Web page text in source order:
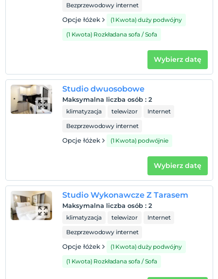
Bezprzewodowy internet
Opcje łóżek
(1 Kwota) duży podwójny
(1 Kwota) Rozkładana sofa / Sofa
Wybierz datę
Studio dwuosobowe
Maksymalna liczba osób : 2
klimatyzacja telewizor
Internet
Bezprzewodowy internet
Opcje łóżek (1 Kwota) podwójnie
Wybierz datę
Studio Wykonawcze Z Tarasem
Maksymalna liczba osób : 2
klimatyzacja telewizor
Internet
Bezprzewodowy internet
Opcje łóżek
(1 Kwota) duży podwójny
(1 Kwota) Rozkładana sofa / Sofa